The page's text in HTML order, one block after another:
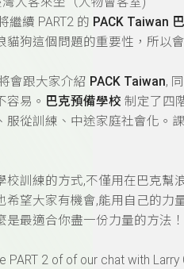
繼續 PART2 的 PACK Taiwan
貓狗這個問題的重要性，所以
會跟大家介紹 PACK Taiwan,
容易。 巴克預備學校 制定了四
服從訓練、中途家庭社會化。
校訓練的方式,不僅用在巴克幫
希望大家有機會,能用自己的力
是最適合你盡一份力量的方法！
PART 2 of of our chat with